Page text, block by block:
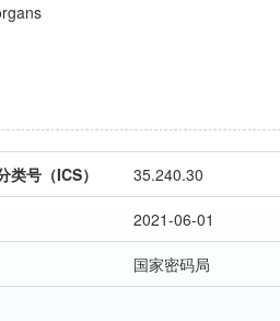
类号（ICS） 35.240.30
2021-06-01
国家密码局